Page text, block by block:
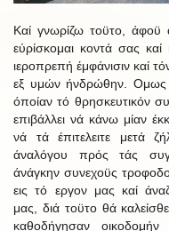
Καί γνωρίζω τοϋτο, άφοϋ
εύρίσκομαι κοντά σας
ιεροπρεπή έμφάνισιν καί
εξ υμών ήνδρώθην. Ομως
όποίαν τό θρησκευτικόν
επιβάλλει νά κάνω μίαν
νά τά έπιτελειτε μετά
άναλόγου πρός τάς
άνάγκην συνεχοϋς
εις τό εργον μας καί
μας, διά τοϋτο θά
καθοδήγησαν